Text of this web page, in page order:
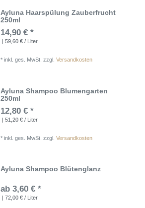
Ayluna Haarspülung Zauberfrucht
250ml
14,90 € *
| 59,60 € / Liter
*inkl. ges. MwSt. zzgl.Versandkosten
Ayluna Shampoo Blumengarten
250ml
12,80 € *
| 51,20 € / Liter
*inkl. ges. MwSt. zzgl.Versandkosten
Ayluna Shampoo Blütenglanz
ab 3,60 € *
| 72,00 € / Liter